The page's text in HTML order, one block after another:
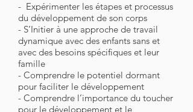
- Expérimenter les étapes et processus
du développement de son corps
- S’Initier à une approche de travail
dynamique avec des enfants sans et
avec des besoins spécifiques et leur
famille
- Comprendre le potentiel dormant
pour faciliter le développement
- Comprendre l’importance du toucher
pour le développement et le